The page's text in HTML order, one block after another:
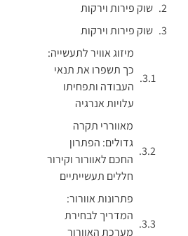
שוק פירות וירקות
שוק פירות וירקות
מיזוג אוויר לתעשייה:
כך תשפרו את תנאי
העבודה ותפחיתו
עלויות אנרגיה
מאווררי תקרה
גדולים: הפתרון
החכם לאוורור וקירור
חללים תעשייתיים
פתרונות אוורור:
המדריך לבחירת
מערכת האוורור